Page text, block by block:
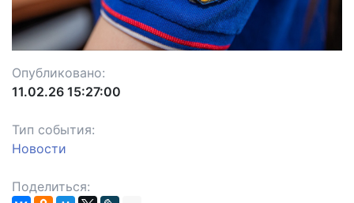
Опубликовано:
11.02.26 15:27:00
Тип события:
Новости
Поделиться: